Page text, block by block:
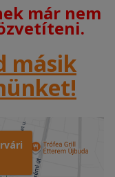
már nem
másik